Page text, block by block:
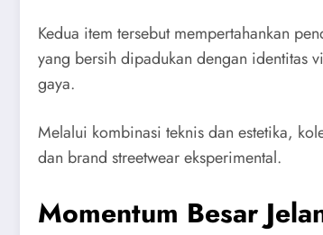
Kedua item tersebut mempertahankan
yang bersih dipadukan dengan identitas
gaya.
Melalui kombinasi teknis dan estetika,
dan brand streetwear eksperimental.
Momentum Besar